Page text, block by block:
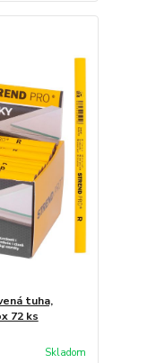
tuha,
72 ks
Skladom